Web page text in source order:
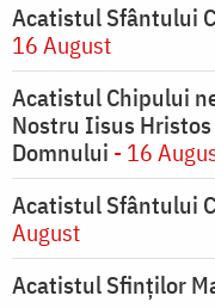
Acatistul Sfântului
16 August
Acatistul Chipului
Nostru Iisus
Domnului - 16
Acatistul Sfântului
August
Acatistul Sfinților